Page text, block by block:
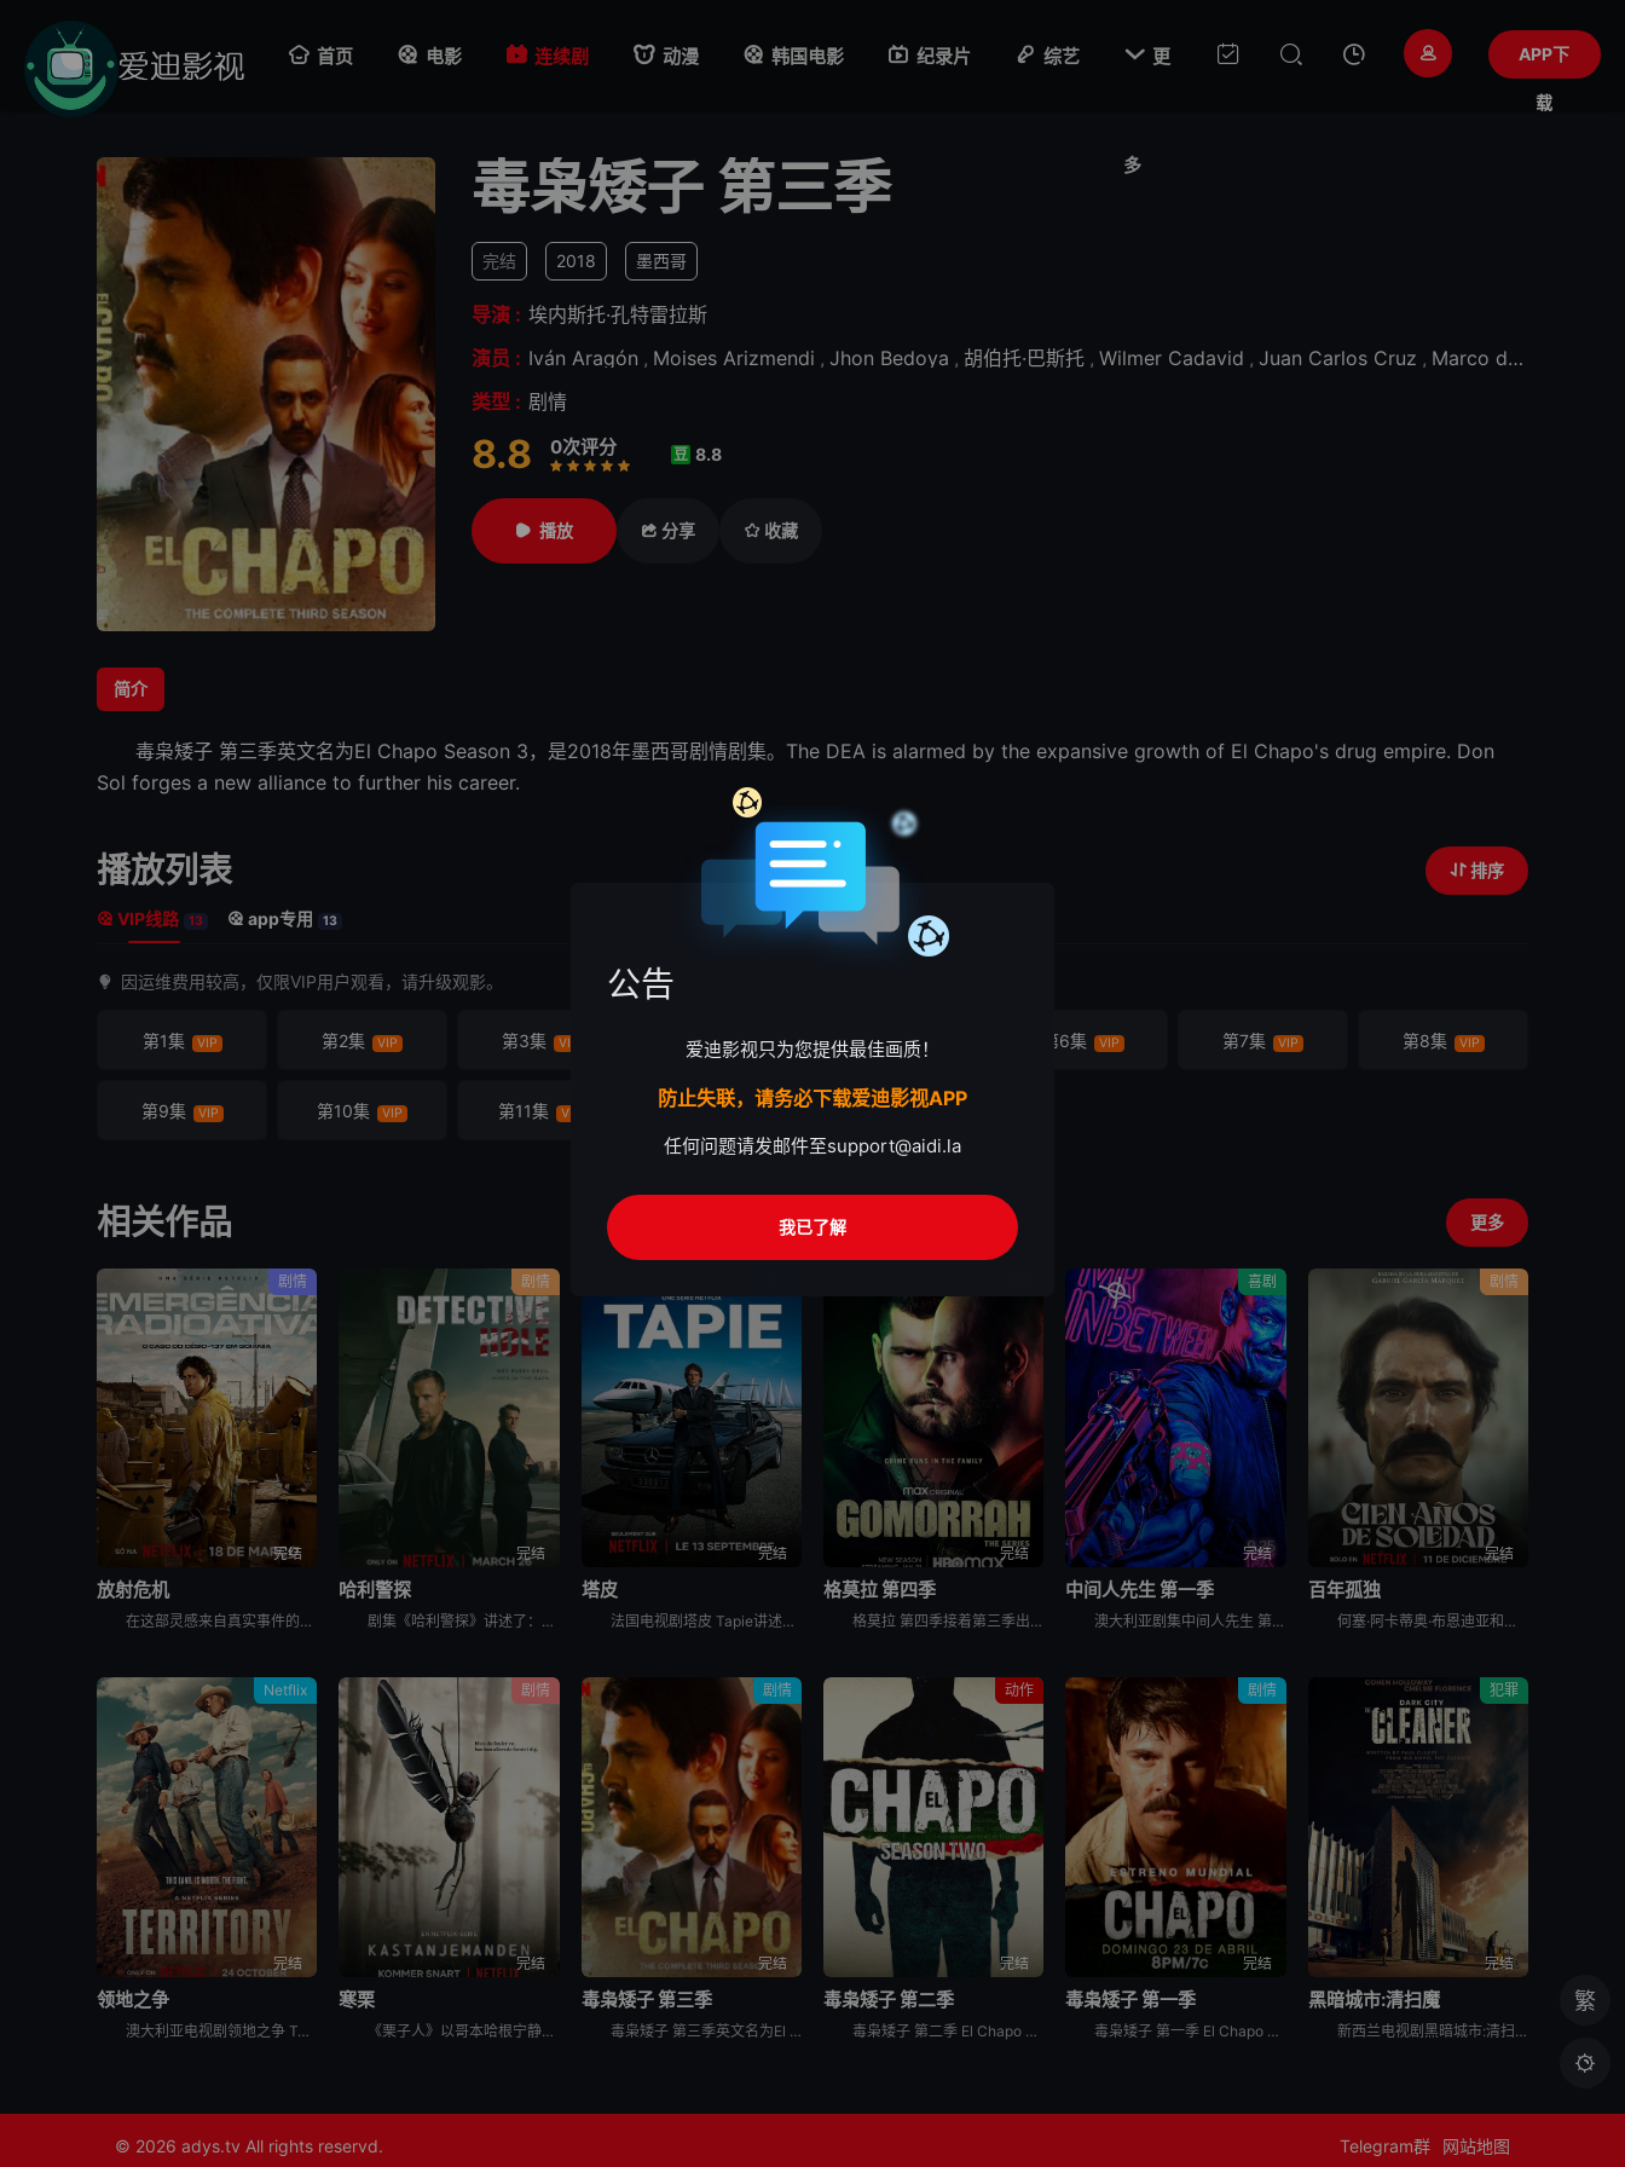
首页 电影 连续剧 动漫 韩国电影 纪录片 综艺  更
多
APP下
载
毒枭矮子 第三季
完结 2018 墨西哥
导演 : 埃内斯托·孔特雷拉斯
演员 : Iván Aragón , Moises Arizmendi , Jhon Bedoya , 胡伯托·巴斯托 , Wilmer Cadavid , Juan Carlos Cruz , Marco de la O
类型 : 剧情
8.8 0次评分
很差
较差还行推荐
力荐
豆 8.8
播放 分享 收藏
简介
毒枭矮子 第三季英文名为El Chapo Season 3，是2018年墨西哥剧情剧集。The DEA is alarmed by the expansive growth of El Chapo's drug empire. Don
Sol forges a new alliance to further his career.
播放列表 排序
VIP线路 13 app专用 13
因运维费用较高，仅限VIP用户观看，请升级观影。
第1集 VIP 第2集 VIP 第3集 VIP 第4集 VIP 第5集 VIP 第6集 VIP 第7集 VIP 第8集 VIP
第9集 VIP 第10集 VIP 第11集 VIP 第12集 VIP 第13集 VIP
相关作品 更多
剧情
完结
放射危机
在这部灵感来自真实事件的剧集中，物理学家和医生争分夺秒，试图控制大规模放射性灾难，拯救数千人的生命。
剧情
完结
哈利警探
剧集《哈利警探》讲述了：奥斯陆发生一系列仪式性谋杀案 ，一位才华横溢的侦探必须解开错综复杂的谜团，克服腐败和自身的心魔，才能抓住凶手。
完结
塔皮
法国电视剧塔皮 Tapie讲述的是：伯纳德·塔皮，一个野心勃勃的工人阶级男人，成为了法国最具争议的公众人物之一。本剧是关于他的传记历史片
完结
格莫拉 第四季
格莫拉 第四季接着第三季出乎意料的结局，在第四季，杰尼和帕特莉西娅必须建立新的权力制衡体系，与此同时，恩佐和瓦莱里奥需要巩固他们的帮派在那不勒斯市中心的统治地位。他们两方都将面临新的威胁与敌人。为
喜剧
完结
中间人先生 第一季
澳大利亚剧集中间人先生 第一季英文名为Mr Inbetween Season 1，Scott Ryan主创兼主演﹑Nash Edgerton执导的喜剧《中间人先生 Mr Inbetween》获FX
剧情
完结
百年孤独
何塞·阿卡蒂奥·布恩迪亚和乌苏拉·伊瓜兰这对表兄妹不顾父母的反对结婚了，他们离开了村庄，踏上了寻找新家园的漫长旅程。在朋友和冒险家的陪伴下，他们最终在一条有史前石头的河岸旁建立了一座乌托邦小镇，并
Netflix
完结
领地之争
澳大利亚电视剧领地之争 Territory讲述的是：世界上最大的养牛场没有明确的继任者，而代际冲突可能会导致劳森家族的分裂。察觉到这个曾经盛大的王朝正在衰落后，澳大利亚内地最大的几伙势力（敌对的牛
剧情
完结
寒栗
《栗子人》以哥本哈根宁静的郊外为背景，在十月份一个狂风大作的早晨，警察发现了一件恐怖的事情。一名年轻女子在操场被残忍谋杀，并且她的一只手不见了。她的身旁放了一个用栗子做成的小人。雄心勃勃的年轻侦探
剧情
完结
毒枭矮子 第三季
毒枭矮子 第三季英文名为El Chapo Season 3，是2018年墨西哥剧情剧集。The DEA is alarmed by the expansive growth of El Chapo
动作
完结
毒枭矮子 第二季
毒枭矮子 第二季 El Chapo Season 2讲述的是：毒枭“矮子”逃离监狱，并得到了政府的支持，成为贩毒集团联盟领袖。然而并非所有集团都同意加入，一场战争就此展开。
剧情
完结
毒枭矮子 第一季
毒枭矮子 第一季 El Chapo Season 1是剧情类剧集，记录了恶名昭彰的墨西哥毒枭“矮子”华金·古斯曼崛起、被捕和逃脱的真实故事。
犯罪
完结
黑暗城市:清扫魔
新西兰电视剧黑暗城市:清扫魔英文名为Dark City: The Cleaner，是根据Paul Cleave的小说《清掃魔》（The Cleaner）改编。
© 2026 adys.tv All rights reservd. Telegram群 网站地图
繁

公告
爱迪影视只为您提供最佳画质！
防止失联，请务必下载爱迪影视APP
任何问题请发邮件至support@aidi.la
我已了解